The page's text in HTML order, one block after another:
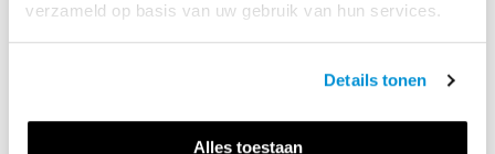
verzameld op basis van uw gebruik van hun services.
Details tonen
Alles toestaan